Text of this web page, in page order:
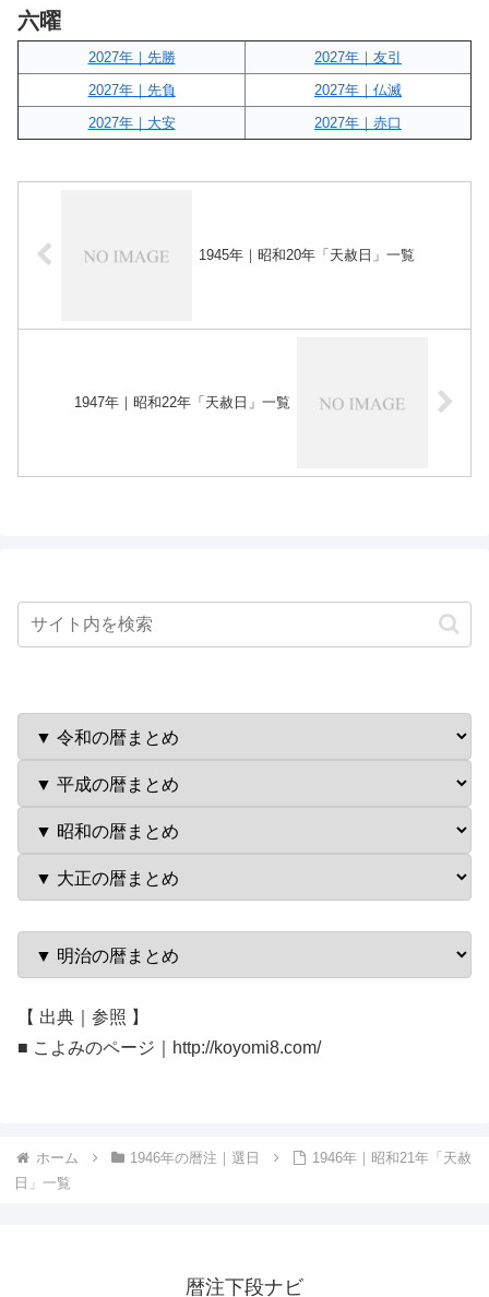
六曜
2027年｜先勝
2027年｜友引
2027年｜先負
2027年｜仏滅
2027年｜大安
2027年｜赤口
1945年｜昭和20年「天赦日」一覧
1947年｜昭和22年「天赦日」一覧
【 出典｜参照 】
■ こよみのページ｜http://koyomi8.com/
ホーム 1946年の暦注｜選日
1946年｜昭和21年「天赦
日」一覧
暦注下段ナビ